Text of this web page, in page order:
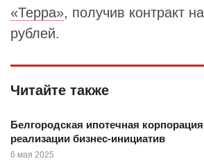
«Терра», получив контракт
рублей.
Читайте также
Белгородская ипотечная
реализации бизнес-инициатив
6 мая 2025